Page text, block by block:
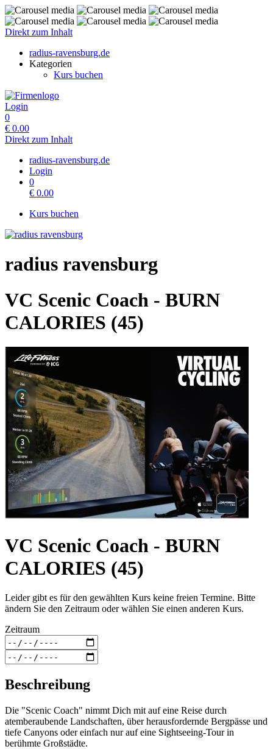
Direkt zum Inhalt
radius-ravensburg.de
Kategorien
Kurs buchen
Login
0
€ 0.00
Direkt zum Inhalt
radius-ravensburg.de
Login
0
€ 0.00
Kurs buchen
radius ravensburg
VC Scenic Coach - BURN
CALORIES (45)
VC Scenic Coach - BURN
CALORIES (45)
Leider gibt es für den gewählten Kurs keine freien Termine. Bitte
ändern Sie den Zeitraum oder wählen Sie einen anderen Kurs.
Zeitraum
Beschreibung
Die "Scenic Coach" nimmt Dich mit auf eine Reise durch
atemberaubende Landschaften, über herausfordernde Bergpässe und
tiefe Canyons oder einfach nur auf eine Sightseeing-Tour in
berühmte Großstädte.